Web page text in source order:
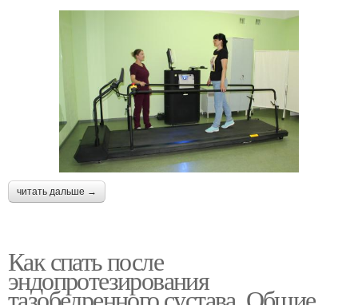
читать дальше →
Как спать после
эндопротезирования